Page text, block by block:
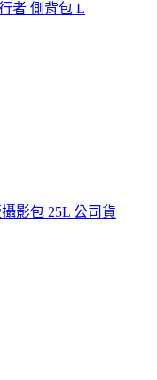
者 側背包 L
影包 25L 公司貨